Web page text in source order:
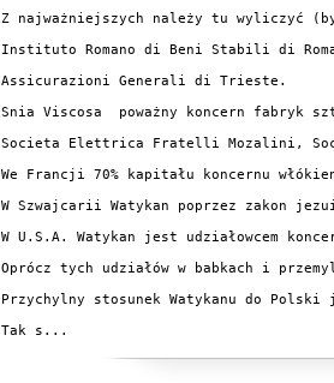
Z najważniejszych należy tu wyliczyć (by
Instituto Romano di Beni Stabili di
Assicurazioni Generali di Trieste.
Snia Viscosa  poważny koncern fabryk
Societa Elettrica Fratelli Mozalini,
We Francji 70% kapitału koncernu
W Szwajcarii Watykan poprzez zakon
W U.S.A. Watykan jest udziałowcem
Oprócz tych udziałów w babkach i
Przychylny stosunek Watykanu do Polski
Tak s...